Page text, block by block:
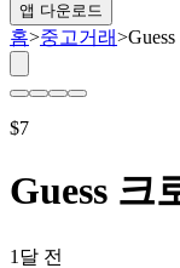
앱 다운로드
홈>중고거래>
$7
Guess 크
1달 전